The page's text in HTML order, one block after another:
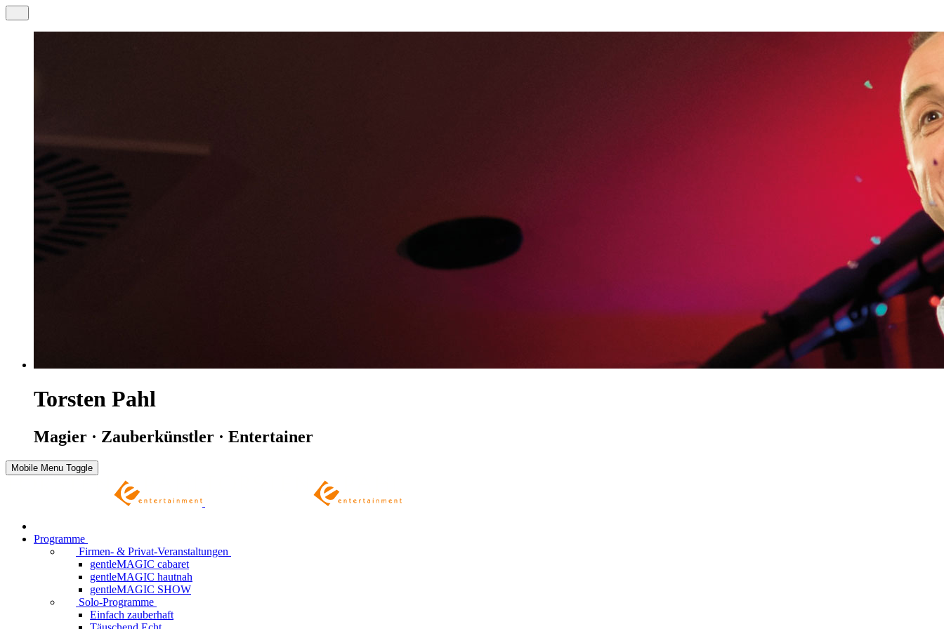
Torsten Pahl
Magier · Zauberkünstler · Entertainer
Mobile Menu Toggle
Programme
Firmen- & Privat-Veranstaltungen
gentleMAGIC cabaret
gentleMAGIC hautnah
gentleMAGIC SHOW
Solo-Programme
Einfach zauberhaft